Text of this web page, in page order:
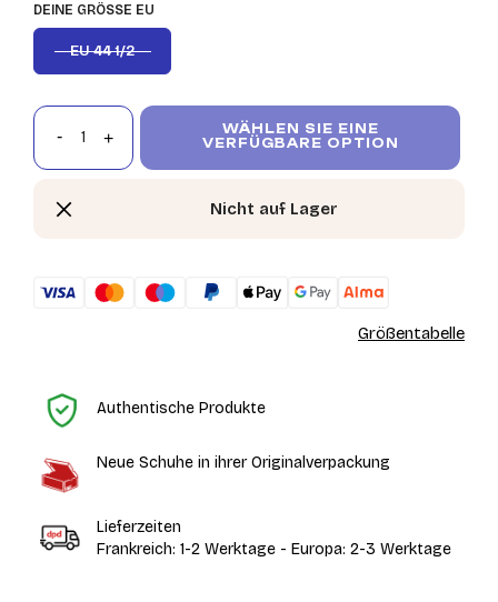
DEINE GRÖSSE EU
EU 44 1/2
WÄHLEN SIE EINE
VERFÜGBARE OPTION
Nicht auf Lager
Größentabelle
Authentische Produkte
Neue Schuhe in ihrer Originalverpackung
Lieferzeiten
Frankreich: 1-2 Werktage - Europa: 2-3 Werktage